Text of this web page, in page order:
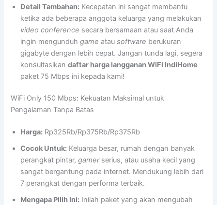
Detail Tambahan: Kecepatan ini sangat membantu
ketika ada beberapa anggota keluarga yang melakukan
video conference secara bersamaan atau saat Anda
ingin mengunduhgame atausoftware berukuran
gigabyte dengan lebih cepat. Jangan tunda lagi, segera
konsultasikandaftar harga langganan WiFi IndiHome
paket 75 Mbps ini kepada kami!
WiFi Only 150 Mbps: Kekuatan Maksimal untuk
Pengalaman Tanpa Batas
Harga: Rp325Rb/Rp375Rb/Rp375Rb
Cocok Untuk: Keluarga besar, rumah dengan banyak
perangkat pintar,gamerserius, atau usaha kecil yang
sangat bergantung pada internet. Mendukung lebih dari
7 perangkat dengan performa terbaik.
Mengapa Pilih Ini: Inilah paket yang akan mengubah